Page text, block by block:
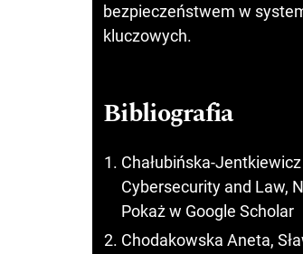
bezpieczeństwem w
kluczowych.
Bibliografia
Chałubińska-
Cybersecurity and Law,
Pokaż w Google Scholar
Chodakowska Aneta,